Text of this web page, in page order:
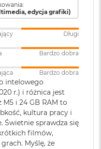
HEVC, ProRes i ProRes RAW
maks. dwóch
zewnętrznych do
Hz lub jednego
do 8K przy 60 Hz.
formaty: m.in.
, AV1 i ProRes; HDR z
edycja grafiki)
Długi
Bardzo dobra
Bardzo dobra
intelowego
r.) i różnica jest
M5 i 24 GB RAM to
kultura pracy i
Świetnie sprawdza się
filmów,
Myślę, że